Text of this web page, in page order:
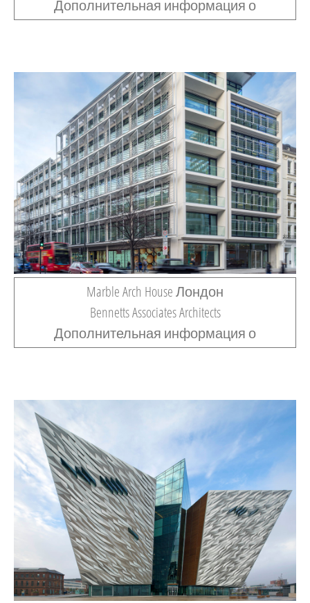
Дополнительная информация о
Marble Arch House Лондон
Bennetts Associates Architects
Дополнительная информация о